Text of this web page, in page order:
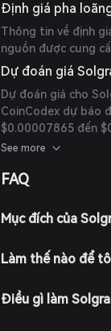
Định giá pha
Thông tin về định
nguồn được cung
Dự đoán giá
Dự đoán giá cho
CoinCodex dự báo
$0.00007865 đến
theo sát 20% mức
mang tính suy
See more
FAQ
Mục đích của
Làm thế nào để
Điều gì làm